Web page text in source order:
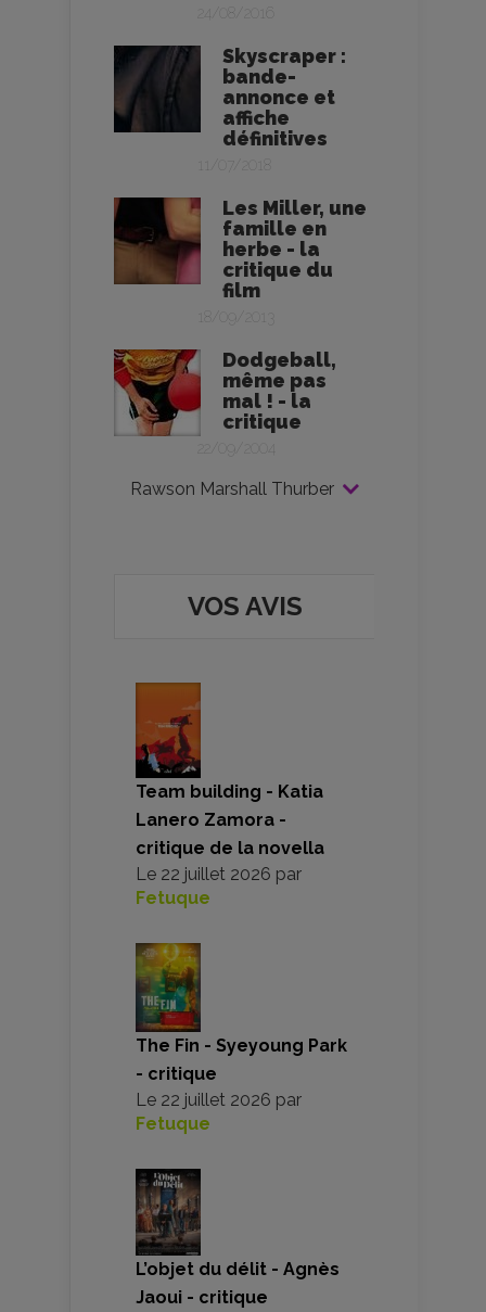
24/08/2016
Skyscraper :
bande-
annonce et
affiche
définitives
11/07/2018
Les Miller, une
famille en
herbe - la
critique du
film
18/09/2013
Dodgeball,
même pas
mal ! - la
critique
22/09/2004
Rawson Marshall Thurber
VOS AVIS
Team building - Katia
Lanero Zamora -
critique de la novella
Le 22 juillet 2026 par
Fetuque
The Fin - Syeyoung Park
- critique
Le 22 juillet 2026 par
Fetuque
L’objet du délit - Agnès
Jaoui - critique